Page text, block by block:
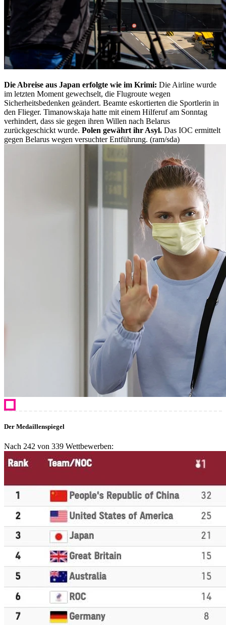
Die Abreise aus Japan erfolgte wie im Krimi: Die Airline wurde
im letzten Moment gewechselt, die Flugroute wegen
Sicherheitsbedenken geändert. Beamte eskortierten die Sportlerin in
den Flieger. Timanowskaja hatte mit einem Hilferuf am Sonntag
verhindert, dass sie gegen ihren Willen nach Belarus
zurückgeschickt wurde. Polen gewährt ihr Asyl. Das IOC ermittelt
gegen Belarus wegen versuchter Entführung. (ram/sda)
Der Medaillenspiegel
Nach 242 von 339 Wettbewerben: